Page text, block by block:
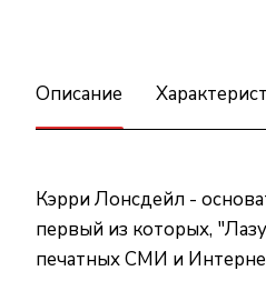
Описание
Кэрри Лонсдейл -
первый из которых,
печатных СМИ и